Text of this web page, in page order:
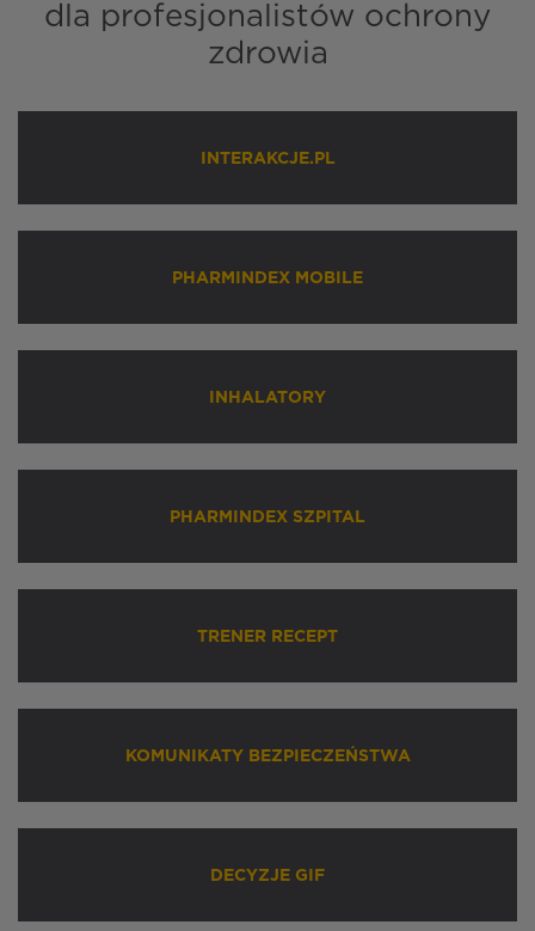
dla profesjonalistów ochrony
zdrowia
INTERAKCJE.PL
PHARMINDEX MOBILE
INHALATORY
PHARMINDEX SZPITAL
TRENER RECEPT
KOMUNIKATY BEZPIECZEŃSTWA
DECYZJE GIF